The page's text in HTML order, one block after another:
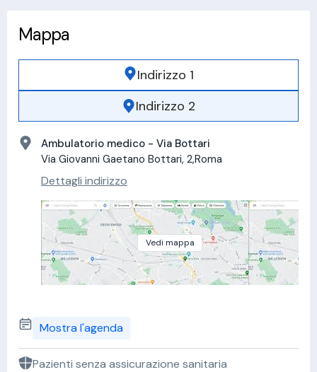
Mappa
Indirizzo 1
Indirizzo 2
Ambulatorio medico - Via Bottari
Via Giovanni Gaetano Bottari, 2,Roma
Dettagli indirizzo
Vedi mappa
Mostra l'agenda
Pazienti senza assicurazione sanitaria